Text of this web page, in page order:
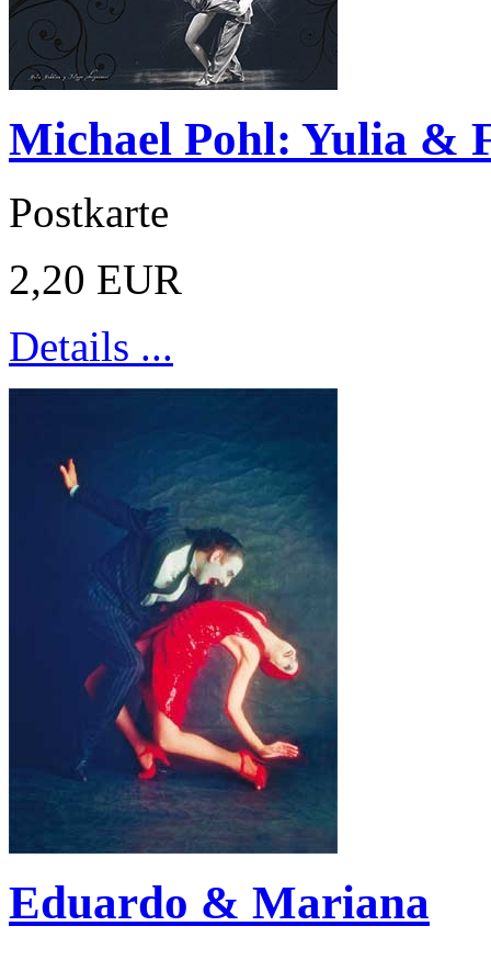
Michael Pohl: Yulia &
Postkarte
2,20 EUR
Details ...
Eduardo & Mariana